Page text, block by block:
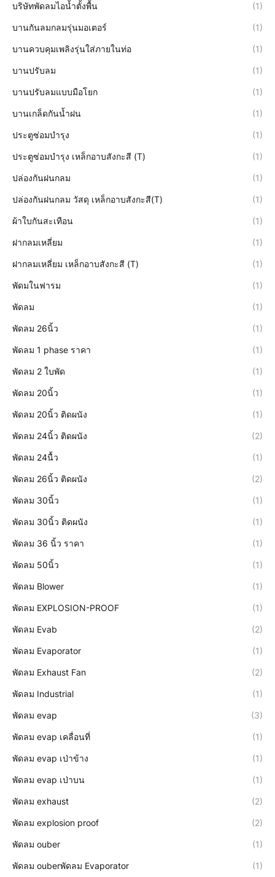
บริษัทพัดลมไอน้ำตั้งพื้น (1)
บานกันลมกลมรุ่นมอเตอร์ (1)
บานควบคุมเพลิงรุ่นใส่ภายในท่อ (1)
บานปรับลม (1)
บานปรับลมแบบมือโยก (1)
บานเกล็ดกันน้ำฝน (1)
ประตูซ่อมบำรุง (1)
ประตูซ่อมบำรุง เหล็กอาบสังกะสี (T) (1)
ปล่องกันฝนกลม (1)
ปล่องกันฝนกลม วัสดุ เหล็กอาบสังกะสี(T) (1)
ผ้าใบกันสะเทือน (1)
ฝากลมเหลี่ยม (1)
ฝากลมเหลี่ยม เหล็กอาบสังกะสี (T) (1)
พัดมในฟารม (1)
พัดลม (1)
พัดลม 26นิ้ว (1)
พัดลม 1 phase ราคา (1)
พัดลม 2 ใบพัด (1)
พัดลม 20นิ้ว (1)
พัดลม 20นิ้ว ติดผนัง (1)
พัดลม 24นิ้ว ติดผนัง (2)
พัดลม 24นื้ว (1)
พัดลม 26นิ้ว ติดผนัง (2)
พัดลม 30นิ้ว (1)
พัดลม 30นิ้ว ติดผนัง (1)
พัดลม 36 นิ้ว ราคา (1)
พัดลม 50นิ้ว (1)
พัดลม Blower (1)
พัดลม EXPLOSION-PROOF (1)
พัดลม Evab (2)
พัดลม Evaporator (1)
พัดลม Exhaust Fan (2)
พัดลม Industrial (1)
พัดลม evap (3)
พัดลม evap เคลื่อนที่ (1)
พัดลม evap เป่าข้าง (1)
พัดลม evap เป่าบน (1)
พัดลม exhaust (2)
พัดลม explosion proof (2)
พัดลม ouber (1)
พัดลม ouberพัดลม Evaporator (1)